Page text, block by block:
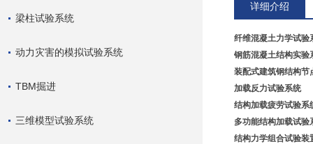
梁柱试验系统
动力灾害的模拟试验系统
TBM掘进
三维模型试验系统
详细介绍
纤维混凝土力学试验
钢筋混凝土结构实验
装配式建筑钢结构节
加载反力试验系统
结构加载疲劳试验系
多功能结构加载试验
结构力学组合试验装